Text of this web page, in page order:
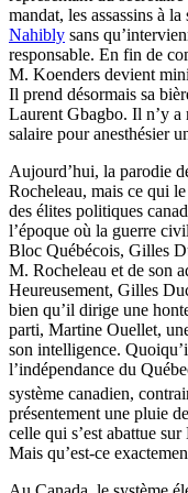
mandat, les assassins à
Nahibly sans
responsable. En fin de
M. Koenders devient
Il prend désormais sa
Laurent Gbagbo. Il n’y a
salaire pour anesthésier
Aujourd’hui, la parodie
Rocheleau, mais ce qui
des élites politiques
l’époque où la guerre
Bloc Québécois, Gilles
M. Rocheleau et de son
Heureusement, Gilles
bien qu’il dirige une
parti, Martine Ouellet,
son intelligence.
l’indépendance du
système canadien,
présentement une pluie
celle qui s’est abattue
Mais qu’est-ce